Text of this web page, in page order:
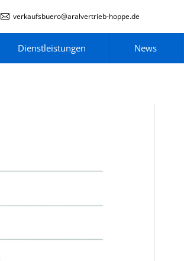
verkaufsbuero@aralvertrieb-hoppe.de
Dienstleistungen News